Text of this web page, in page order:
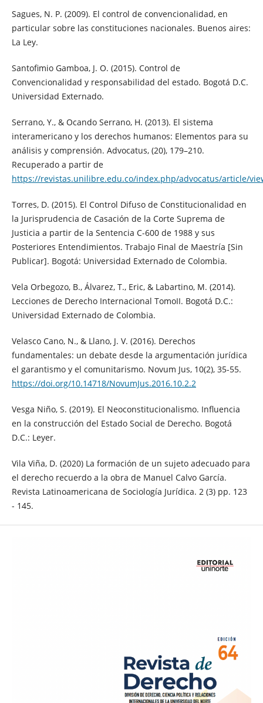
Sagues, N. P. (2009). El control de convencionalidad, en
particular sobre las constituciones nacionales. Buenos aires:
La Ley.
Santofimio Gamboa, J. O. (2015). Control de
Convencionalidad y responsabilidad del estado. Bogotá D.C.
Universidad Externado.
Serrano, Y., & Ocando Serrano, H. (2013). El sistema
interamericano y los derechos humanos: Elementos para su
análisis y comprensión. Advocatus, (20), 179–210.
Recuperado a partir de
https://revistas.unilibre.edu.co/index.php/advocatus/article/
Torres, D. (2015). El Control Difuso de Constitucionalidad en
la Jurisprudencia de Casación de la Corte Suprema de
Justicia a partir de la Sentencia C-600 de 1988 y sus
Posteriores Entendimientos. Trabajo Final de Maestría [Sin
Publicar]. Bogotá: Universidad Externado de Colombia.
Vela Orbegozo, B., Álvarez, T., Eric, & Labartino, M. (2014).
Lecciones de Derecho Internacional TomoII. Bogotá D.C.:
Universidad Externado de Colombia.
Velasco Cano, N., & Llano, J. V. (2016). Derechos
fundamentales: un debate desde la argumentación jurídica
el garantismo y el comunitarismo. Novum Jus, 10(2), 35-55.
https://doi.org/10.14718/NovumJus.2016.10.2.2
Vesga Niño, S. (2019). El Neoconstitucionalismo. Influencia
en la construcción del Estado Social de Derecho. Bogotá
D.C.: Leyer.
Vila Viña, D. (2020) La formación de un sujeto adecuado para
el derecho recuerdo a la obra de Manuel Calvo García.
Revista Latinoamericana de Sociología Jurídica. 2 (3) pp. 123
- 145.